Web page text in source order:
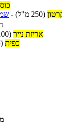
כוס
-
(250 מ"ל)
אריזת נייר (100 גרם)
כפית (5 מ"ל)